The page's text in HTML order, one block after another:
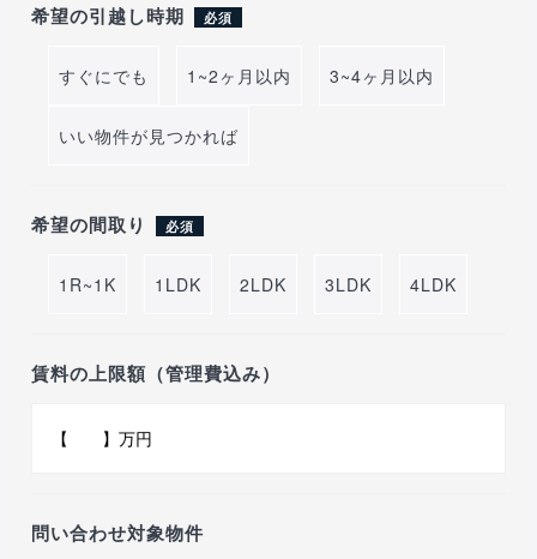
希望の引越し時期 必須
すぐにでも 1~2ヶ月以内 3~4ヶ月以内
いい物件が見つかれば
希望の間取り 必須
1R~1K 1LDK 2LDK 3LDK 4LDK
賃料の上限額（管理費込み）
問い合わせ対象物件